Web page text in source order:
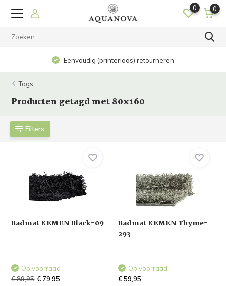
0 0
Eenvoudig (printerloos) retourneren
Tags
Producten getagd met 80x160
Filters
Badmat KEMEN Black-09
Op voorraad
€ 89,95 € 79,95
Badmat KEMEN Thyme-
293
Op voorraad
€ 59,95